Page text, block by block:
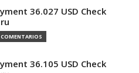
36.027 USD Check
36.105 USD Check